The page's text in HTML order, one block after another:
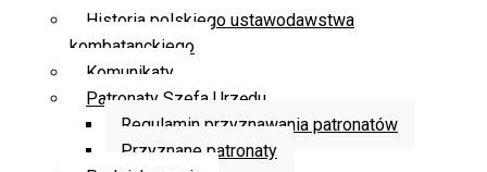
Historia polskiego ustawodawstwa
kombatanckiego
Komunikaty
Patronaty Szefa Urzędu
Regulamin przyznawania patronatów
Przyznane patronaty